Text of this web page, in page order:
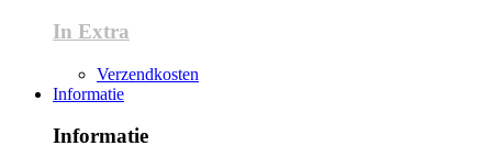
In Extra
Verzendkosten
Informatie
Informatie